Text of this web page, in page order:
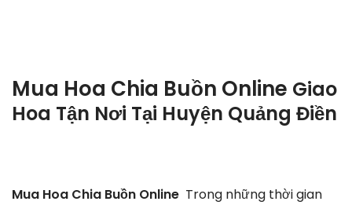
Mua Hoa Chia Buồn Online Giao
Hoa Tận Nơi Tại Huyện Quảng Điền
Mua Hoa Chia Buồn Online Trong những thời gian